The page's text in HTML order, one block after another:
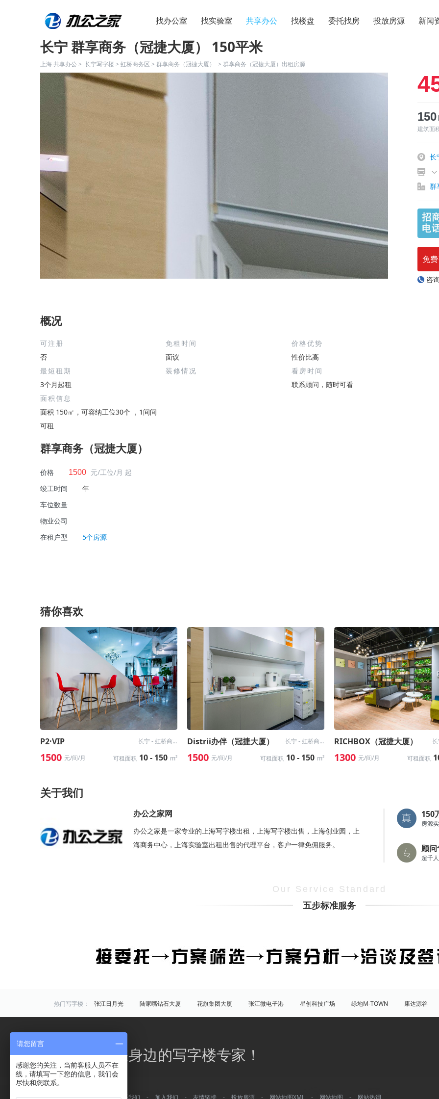
找办公室 找实验室 共享办公 找楼盘 委托找房 投放房源 新闻
长宁 群享商务（冠捷大厦） 150平米
上海 共享办公 > 长宁写字楼 > 虹桥商务区 > 群享商务（冠捷大厦） > 群享商务（冠捷大厦）出租房源
建筑面
长
群
免
咨
概况
可注册
否
免租时间
面议
价格优势
性价比高
最短租期
3个月起租
装修情况
看房时间
联系顾问，随时可看
面积信息
面积 150㎡，可容纳工位30个 ，1间间
可租
群享商务（冠捷大厦）
价格 1500 元/工位/月 起
竣工时间
年
车位数量
物业公司
在租户型
5个房源
猜你喜欢
P2·VIP 长宁 - 虹桥商务区
1500 元/间/月 可租面积 10 - 150 m²
Distrii办伴（冠捷大厦） 长宁 - 虹桥商务区
1500 元/间/月 可租面积 10 - 150 m²
RICHBOX（冠捷大厦）
1300 元/间/月 可租面积
关于我们
办公之家网
办公之家是一家专业的上海写字楼出租，上海写字楼出售，上海创业园，上
海商务中心，上海实验室出租出售的代理平台，客户一律免佣服务。
150
房源
顾
超千
Our Service Standard
五步标准服务
热门写字楼： 张江日月光 陆家嘴钻石大厦 花旗集团大厦 张江微电子港 星创科技广场 绿地M-TOWN
康达源谷
炬芯研发大楼
佑越国际 张江海趣园 盛大天地源创谷 豪威科技园（张江乐业天地） 张江海豚湾
原
黄浦 徐汇 长宁 静安 普陀
商圈写字楼： 曹杨路 金山 陆家嘴 静安寺 八佰伴
曹家渡
办公之家，您身边的写字楼专家！
关于我们 - 常见问题 - 联系我们 - 加入我们 - 友情链接 - 投放房源 - 网站地图XML - 网站地图 - 网站热词
请您留言
感谢您的关注，当前客服人员不在
线，请填写一下您的信息，我们会
尽快和您联系。